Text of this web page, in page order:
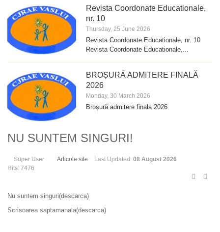
Revista Coordonate Educationale,
nr. 10
Thursday, 25 June 2026
Revista Coordonate Educationale, nr. 10
Revista Coordonate Educationale,...
BROȘURĂ ADMITERE FINALĂ
2026
Monday, 30 March 2026
Broșură admitere finala 2026
NU SUNTEM SINGURI!
Super User Articole site Last Updated: 08 August 2026
Hits: 7476
Nu suntem singuri(descarca)
Scrisoarea saptamanala(descarca)